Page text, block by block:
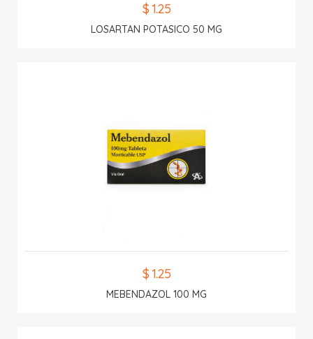
$ 1.25
LOSARTAN POTASICO 50 MG
$ 1.25
MEBENDAZOL 100 MG